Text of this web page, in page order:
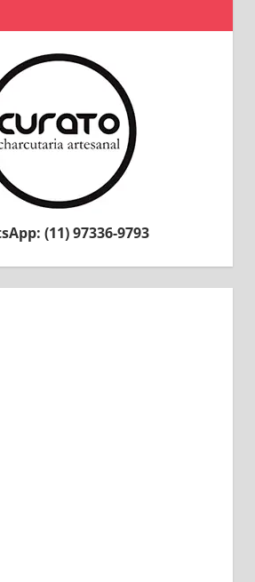
(11) 97336-9793